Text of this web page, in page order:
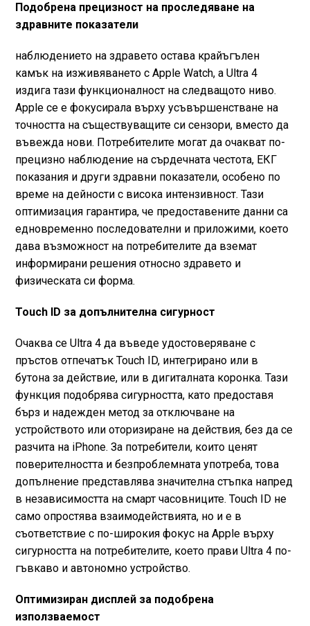
Подобрена прецизност на проследяване на
здравните показатели
наблюдението на здравето остава крайъгълен
камък на изживяването с Apple Watch, а Ultra 4
издига тази функционалност на следващото ниво.
Apple се е фокусирала върху усъвършенстване на
точността на съществуващите си сензори, вместо да
въвежда нови. Потребителите могат да очакват по-
прецизно наблюдение на сърдечната честота, ЕКГ
показания и други здравни показатели, особено по
време на дейности с висока интензивност. Тази
оптимизация гарантира, че предоставените данни са
едновременно последователни и приложими, което
дава възможност на потребителите да вземат
информирани решения относно здравето и
физическата си форма.
Touch ID за допълнителна сигурност
Очаква се Ultra 4 да въведе удостоверяване с
пръстов отпечатък Touch ID, интегрирано или в
бутона за действие, или в дигиталната коронка. Тази
функция подобрява сигурността, като предоставя
бърз и надежден метод за отключване на
устройството или оторизиране на действия, без да се
разчита на iPhone. За потребители, които ценят
поверителността и безпроблемната употреба, това
допълнение представлява значителна стъпка напред
в независимостта на смарт часовниците. Touch ID не
само опростява взаимодействията, но и е в
съответствие с по-широкия фокус на Apple върху
сигурността на потребителите, което прави Ultra 4 по-
гъвкаво и автономно устройство.
Оптимизиран дисплей за подобрена
използваемост